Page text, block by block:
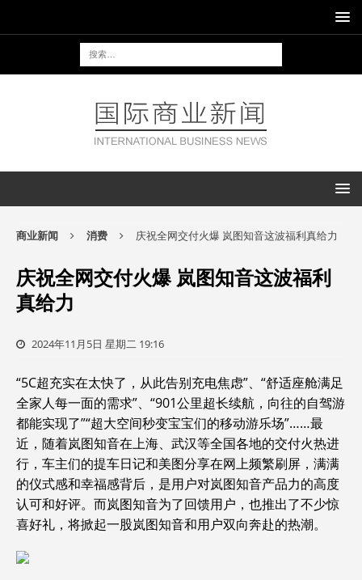
商业新闻 消费 庆祝全网交付火爆 岚图知音这波福利真给力
庆祝全网交付火爆 岚图知音这波福利
真给力
2024年11月5日 星期二 19:16
“5C超充实在太快了，从此告别充电焦虑”、“舒适座舱满足
全家人每一面的需求”、“901公里超长续航，向往的自驾游
都能实现了”“超大空间秒变宝宝们的移动游乐场”……最
近，随着岚图知音在上海、武汉等全国各地的交付火热进
行，车主们的提车日记和美图分享在网上频繁刷屏，满满
的仪式感和幸福感背后，是用户对岚图知音产品力的高度
认可和好评。而岚图知音为了回馈用户，也推出了不少惊
喜好礼，将掀起一股岚图知音和用户双向奔赴的热潮。